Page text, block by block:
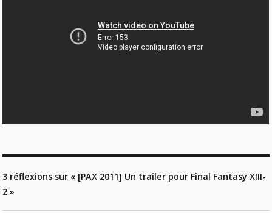
3 réflexions sur « [PAX 2011] Un trailer pour Final Fantasy XIII-
2 »